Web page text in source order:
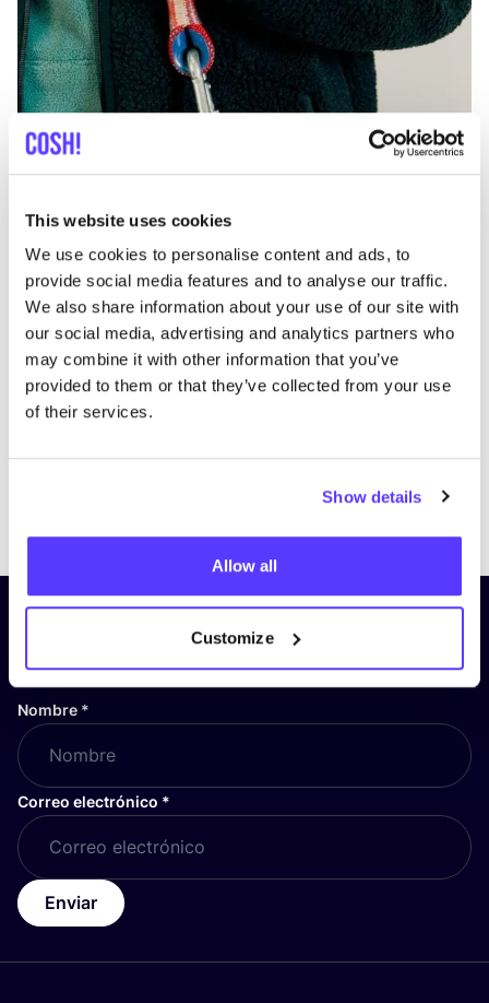
This website uses cookies
We use cookies to personalise content and ads, to
provide social media features and to analyse our traffic.
We also share information about your use of our site with
our social media, advertising and analytics partners who
may combine it with other information that you’ve
provided to them or that they’ve collected from your use
of their services.
Show details
Allow all
Customize
PreviousNext
¡Suscríbete a nuestro boletín
y mantente informado!
Nombre *
Correo electrónico *
Enviar